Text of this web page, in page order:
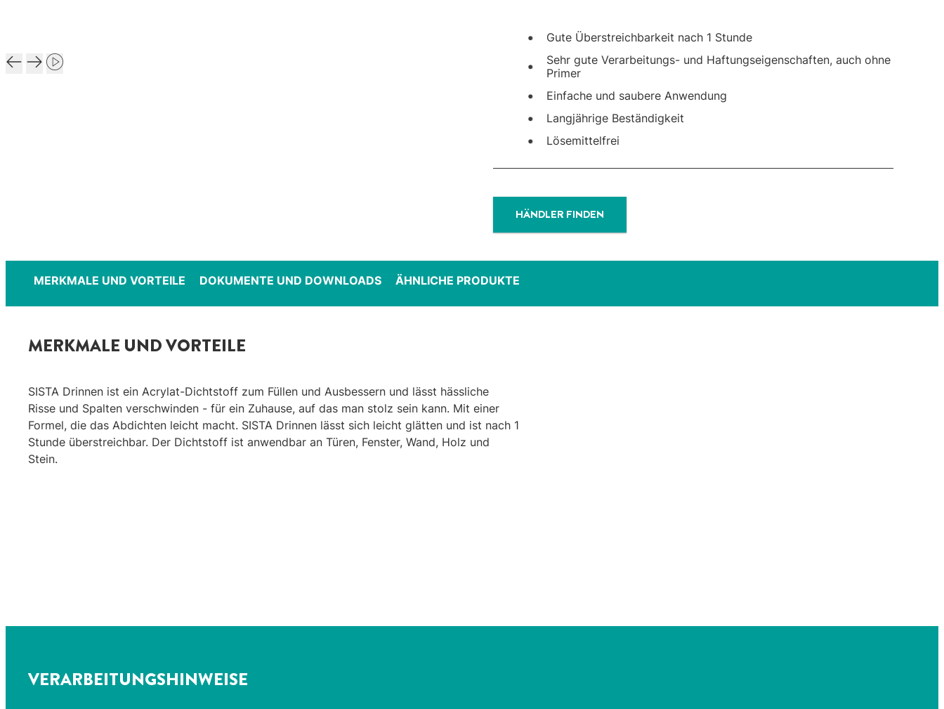
Gute Überstreichbarkeit nach 1 Stunde
Sehr gute Verarbeitungs- und Haftungseigenschaften, auch ohne
Primer
Einfache und saubere Anwendung
Langjährige Beständigkeit
Lösemittelfrei
HÄNDLER FINDEN
MERKMALE UND VORTEILE DOKUMENTE UND DOWNLOADS ÄHNLICHE PRODUKTE
MERKMALE UND VORTEILE
SISTA Drinnen ist ein Acrylat-Dichtstoff zum Füllen und Ausbessern und lässt hässliche
Risse und Spalten verschwinden - für ein Zuhause, auf das man stolz sein kann. Mit einer
Formel, die das Abdichten leicht macht. SISTA Drinnen lässt sich leicht glätten und ist nach 1
Stunde überstreichbar. Der Dichtstoff ist anwendbar an Türen, Fenster, Wand, Holz und
Stein.
VERARBEITUNGSHINWEISE